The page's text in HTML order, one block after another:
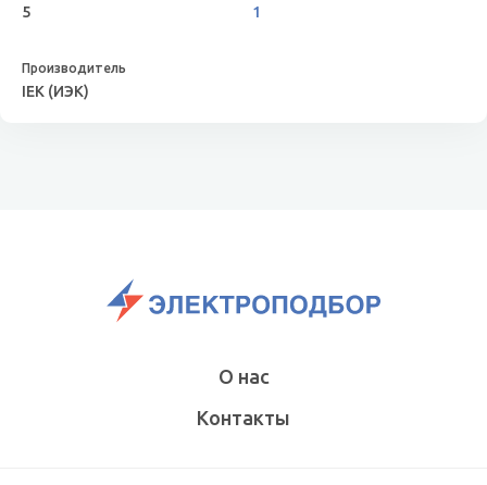
5 1
IEK (ИЭК)
О нас
Контакты